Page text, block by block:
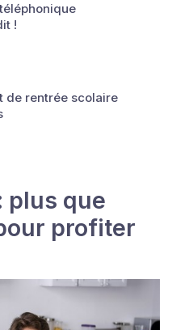
!
de rentrée scolaire
plus que
profiter